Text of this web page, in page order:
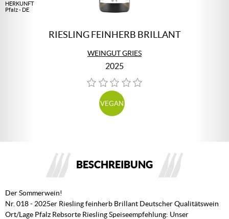
HERKUNFT
Pfalz - DE
RIESLING FEINHERB BRILLANT
WEINGUT GRIES
2025
VEGAN
BESCHREIBUNG
Der Sommerwein!
Nr. 018 - 2025er Riesling feinherb Brillant Deutscher Qualitätswein
Ort/Lage Pfalz Rebsorte Riesling Speiseempfehlung: Unser